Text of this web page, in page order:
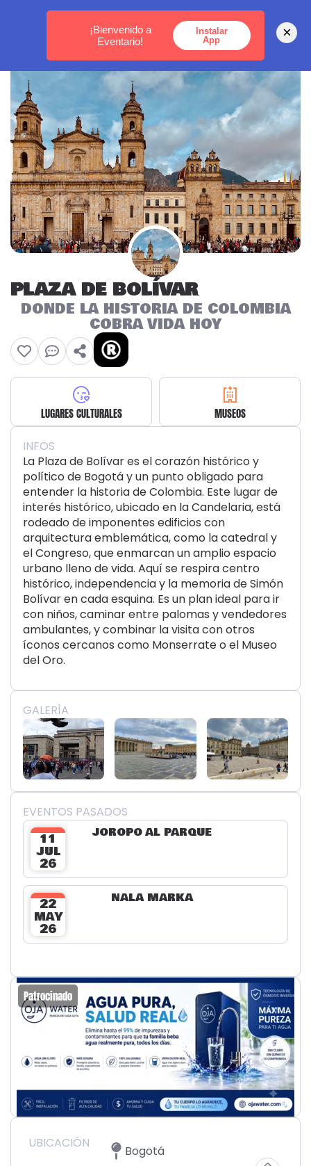
MEDELLÍN - BOGOTÁ - CARTAGENA
PLAZA DE BOLÍVAR
DONDE LA HISTORIA DE COLOMBIA
COBRA VIDA HOY
LUGARES CULTURALES MUSEOS
INFOS
La Plaza de Bolívar es el corazón histórico y
político de Bogotá y un punto obligado para
entender la historia de Colombia. Este lugar de
interés histórico, ubicado en la Candelaria, está
rodeado de imponentes edificios con
arquitectura emblemática, como la catedral y
el Congreso, que enmarcan un amplio espacio
urbano lleno de vida. Aquí se respira centro
histórico, independencia y la memoria de Simón
Bolívar en cada esquina. Es un plan ideal para ir
con niños, caminar entre palomas y vendedores
ambulantes, y combinar la visita con otros
íconos cercanos como Monserrate o el Museo
del Oro.
GALERÍA
EVENTOS PASADOS
11
JUL
26
JOROPO AL PARQUE
22
MAY
26
NALA MARKA
Patrocinado
UBICACIÓN
Bogotá
¡Bienvenido a
Eventario!
Instalar
App
×